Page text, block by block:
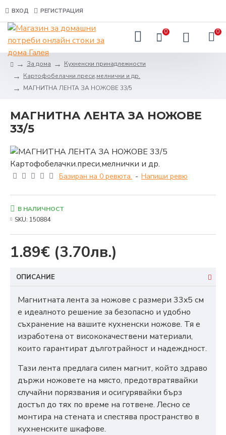
ВХОД РЕГИСТРАЦИЯ
0 0
За дома
Кухненски принадлежности
Картофобелачки.преси,мелнички и др.
МАГНИТНА ЛЕНТА ЗА НОЖОВЕ 33/5
МАГНИТНА ЛЕНТА ЗА НОЖОВЕ
33/5
Базиран на 0 ревюта. - Напиши ревю
1.89€ (3.70лв.)
В НАЛИЧНОСТ
SKU: 150884
ОПИСАНИЕ
Магнитната лента за ножове с размери 33x5 см
е идеалното решение за безопасно и удобно
съхранение на вашите кухненски ножове. Тя е
изработена от висококачествени материали,
които гарантират дълготрайност и надеждност.
Тази лента предлага силен магнит, който здраво
държи ножовете на място, предотвратявайки
случайни порязвания и осигурявайки бърз
достъп до тях по време на готвене. Лесно се
монтира на стената и спестява пространство в
кухненските шкафове.